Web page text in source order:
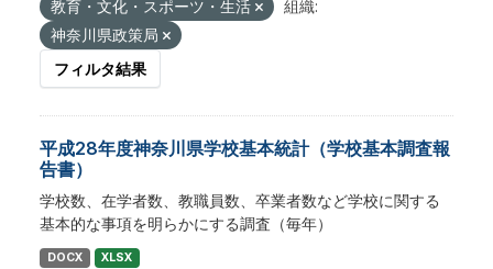
教育・文化・スポーツ・生活
組織:
神奈川県政策局
フィルタ結果
平成28年度神奈川県学校基本統計（学校基本調査報
告書）
学校数、在学者数、教職員数、卒業者数など学校に関する
基本的な事項を明らかにする調査（毎年）
DOCX XLSX